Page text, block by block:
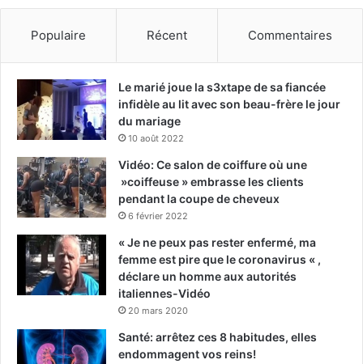
Populaire Récent Commentaires
Le marié joue la s3xtape de sa fiancée
infidèle au lit avec son beau-frère le jour
du mariage
10 août 2022
Vidéo: Ce salon de coiffure où une
»coiffeuse » embrasse les clients
pendant la coupe de cheveux
6 février 2022
« Je ne peux pas rester enfermé, ma
femme est pire que le coronavirus « ,
déclare un homme aux autorités
italiennes-Vidéo
20 mars 2020
Santé: arrêtez ces 8 habitudes, elles
endommagent vos reins!